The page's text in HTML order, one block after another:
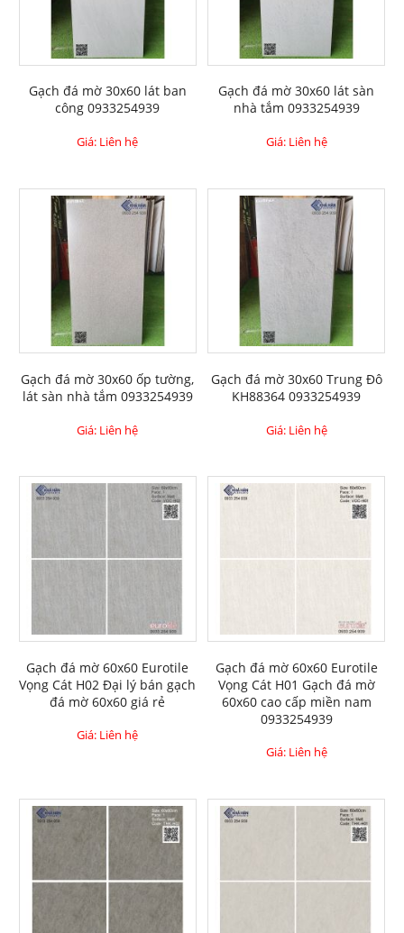
Gạch đá mờ 30x60 lát ban
công 0933254939
Giá: Liên hệ
Gạch đá mờ 30x60 lát sàn
nhà tắm 0933254939
Giá: Liên hệ
Gạch đá mờ 30x60 ốp tường,
lát sàn nhà tắm 0933254939
Giá: Liên hệ
Gạch đá mờ 30x60 Trung Đô
KH88364 0933254939
Giá: Liên hệ
Gạch đá mờ 60x60 Eurotile
Vọng Cát H02 Đại lý bán gạch
đá mờ 60x60 giá rẻ
Giá: Liên hệ
Gạch đá mờ 60x60 Eurotile
Vọng Cát H01 Gạch đá mờ
60x60 cao cấp miền nam
0933254939
Giá: Liên hệ